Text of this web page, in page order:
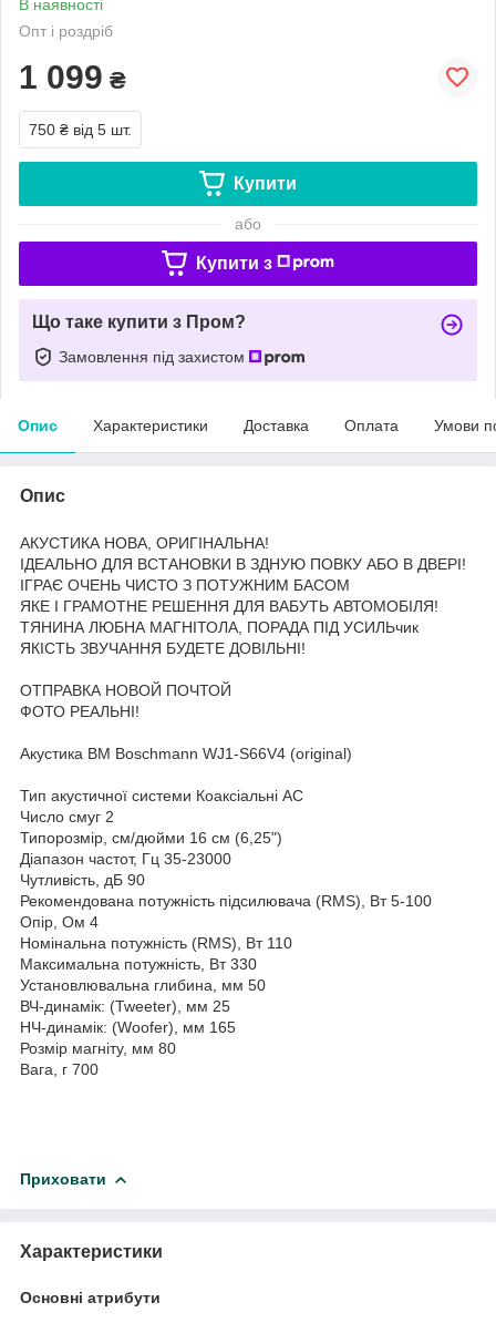
В наявності
Опт і роздріб
1 099 ₴
750 ₴ від 5 шт.
Купити
або
Купити з
Що таке купити з Пром?
Замовлення під захистом
Опис Характеристики Доставка Оплата Умови
Опис
АКУСТИКА НОВА, ОРИГІНАЛЬНА!
ІДЕАЛЬНО ДЛЯ ВСТАНОВКИ В ЗДНУЮ ПОВКУ АБО В ДВЕРІ!
ІГРАЄ ОЧЕНЬ ЧИСТО З ПОТУЖНИМ БАСОМ
ЯКЕ І ГРАМОТНЕ РЕШЕННЯ ДЛЯ ВАБУТЬ АВТОМОБІЛЯ!
ТЯНИНА ЛЮБНА МАГНІТОЛА, ПОРАДА ПІД УСИЛЬчик
ЯКІСТЬ ЗВУЧАННЯ БУДЕТЕ ДОВІЛЬНІ!
ОТПРАВКА НОВОЙ ПОЧТОЙ
ФОТО РЕАЛЬНІ!
Акустика BM Boschmann WJ1-S66V4 (original)
Тип акустичної системи Коаксіальні АС
Число смуг 2
Типорозмір, см/дюйми 16 см (6,25")
Діапазон частот, Гц 35-23000
Чутливість, дБ 90
Рекомендована потужність підсилювача (RMS), Вт 5-100
Опір, Ом 4
Номінальна потужність (RMS), Вт 110
Максимальна потужність, Вт 330
Установлювальна глибина, мм 50
ВЧ-динамік: (Tweeter), мм 25
HЧ-динамік: (Woofer), мм 165
Розмір магніту, мм 80
Вага, г 700
Приховати
Характеристики
Основні атрибути